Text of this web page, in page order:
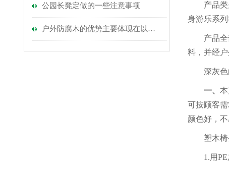
公园长凳定做的一些注意事项
户外防腐木的优势主要体现在以下几个方面
产品
身游乐系列
产品
料，并经
深灰
一、
可按顾客
颜色好，不
塑木椅
1.用